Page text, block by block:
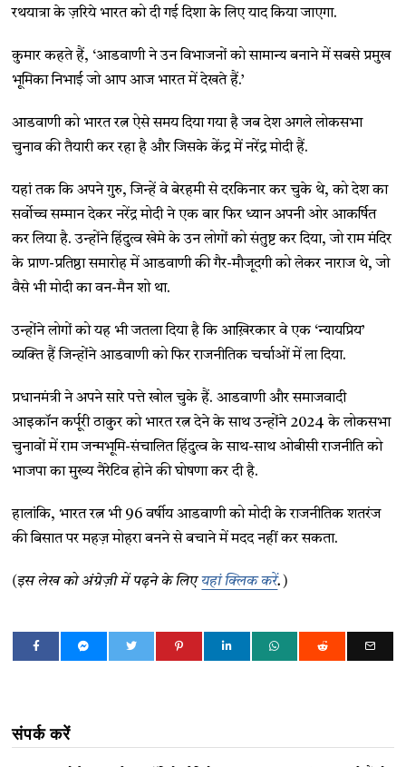
रथयात्रा के ज़रिये भारत को दी गई दिशा के लिए याद किया जाएगा.
कुमार कहते हैं, ‘आडवाणी ने उन विभाजनों को सामान्य बनाने में सबसे प्रमुख
भूमिका निभाई जो आप आज भारत में देखते हैं.’
आडवाणी को भारत रत्न ऐसे समय दिया गया है जब देश अगले लोकसभा
चुनाव की तैयारी कर रहा है और जिसके केंद्र में नरेंद्र मोदी हैं.
यहां तक कि अपने गुरु, जिन्हें वे बेरहमी से दरकिनार कर चुके थे, को देश का
सर्वोच्च सम्मान देकर नरेंद्र मोदी ने एक बार फिर ध्यान अपनी ओर आकर्षित
कर लिया है. उन्होंने हिंदुत्व खेमे के उन लोगों को संतुष्ट कर दिया, जो राम मंदिर
के प्राण-प्रतिष्ठा समारोह में आडवाणी की गैर-मौजूदगी को लेकर नाराज थे, जो
वैसे भी मोदी का वन-मैन शो था.
उन्होंने लोगों को यह भी जतला दिया है कि आख़िरकार वे एक ‘न्यायप्रिय’
व्यक्ति हैं जिन्होंने आडवाणी को फिर राजनीतिक चर्चाओं में ला दिया.
प्रधानमंत्री ने अपने सारे पत्ते खोल चुके हैं. आडवाणी और समाजवादी
आइकॉन कर्पूरी ठाकुर को भारत रत्न देने के साथ उन्होंने 2024 के लोकसभा
चुनावों में राम जन्मभूमि-संचालित हिंदुत्व के साथ-साथ ओबीसी राजनीति को
भाजपा का मुख्य नैरेटिव होने की घोषणा कर दी है.
हालांकि, भारत रत्न भी 96 वर्षीय आडवाणी को मोदी के राजनीतिक शतरंज
की बिसात पर महज़ मोहरा बनने से बचाने में मदद नहीं कर सकता.
(इस लेख को अंग्रेज़ी में पढ़ने के लिएयहां क्लिक करें.)
संपर्क करें